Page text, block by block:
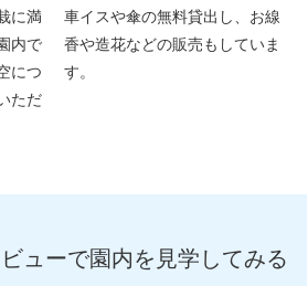
に満
内で
につ
ただ
車イスや傘の無料貸出し、お線
香や造花などの販売もしていま
す。
ューで園内を見学してみる